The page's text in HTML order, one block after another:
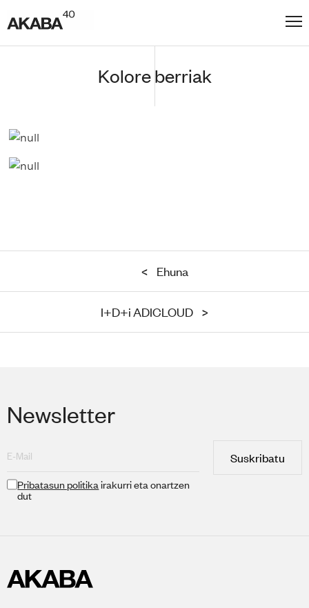
Kolore berriak
< Ehuna
I+D+i ADICLOUD >
Newsletter
Pribatasun politikairakurri eta onartzen
dut
Suskribatu